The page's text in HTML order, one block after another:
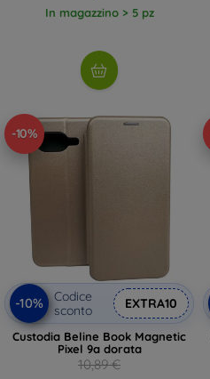
In magazzino > 5 pz
-10%
-10%
Codice
sconto
EXTRA10
Custodia Beline Book Magnetic
Pixel 9a dorata
10,89 €